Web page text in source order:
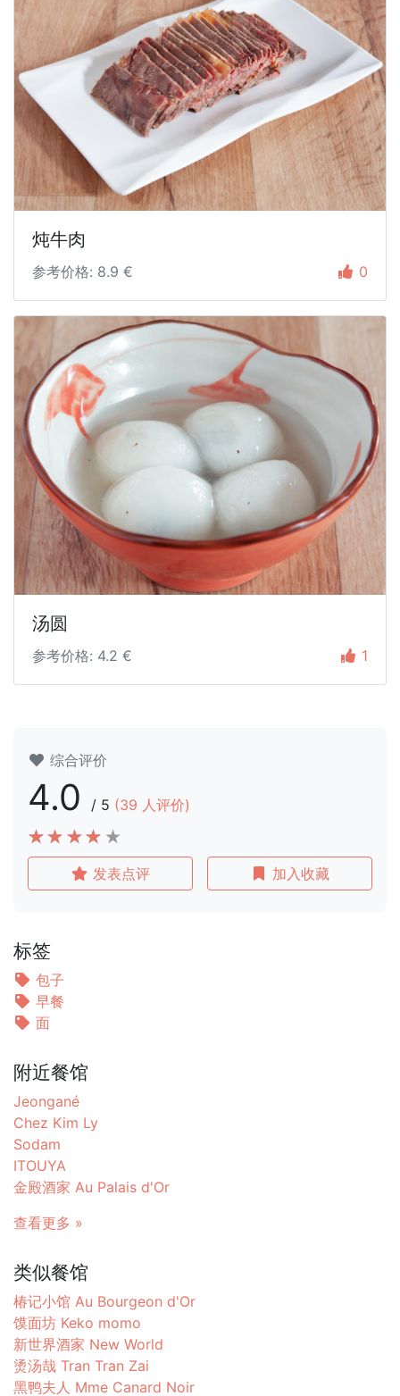
炖牛肉
参考价格: 8.9 € 0
汤圆
参考价格: 4.2 € 1
综合评价
4.0 / 5 (39 人评价)
发表点评 加入收藏
标签
包子
早餐
面
附近餐馆
Jeongané
Chez Kim Ly
Sodam
ITOUYA
金殿酒家 Au Palais d'Or
查看更多 »
类似餐馆
椿记小馆 Au Bourgeon d'Or
馍面坊 Keko momo
新世界酒家 New World
烫汤哉 Tran Tran Zai
黑鸭夫人 Mme Canard Noir